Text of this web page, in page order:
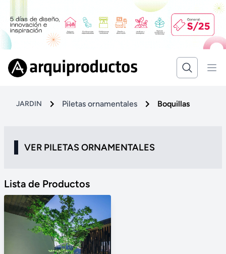
JARDIN Piletas ornamentales Boquillas
VER PILETAS ORNAMENTALES
Lista de Productos